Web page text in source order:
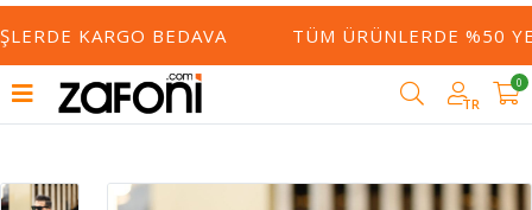
KARGO BEDAVA TÜM ÜRÜNLERDE %50 YE
TR
0